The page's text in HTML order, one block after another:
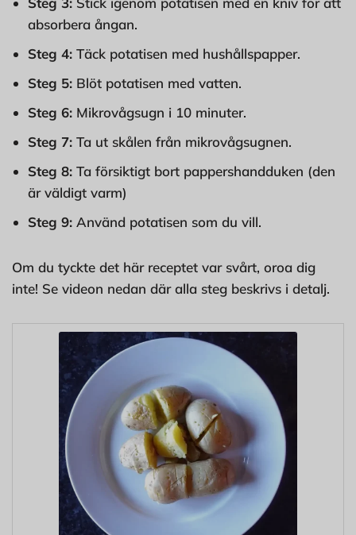
absorbera ångan.
Steg 4: Täck potatisen med hushållspapper.
Steg 5: Blöt potatisen med vatten.
Steg 6: Mikrovågsugn i 10 minuter.
Steg 7: Ta ut skålen från mikrovågsugnen.
Steg 8: Ta försiktigt bort pappershandduken (den
är väldigt varm)
Steg 9: Använd potatisen som du vill.
Om du tyckte det här receptet var svårt, oroa dig
inte! Se videon nedan där alla steg beskrivs i detalj.